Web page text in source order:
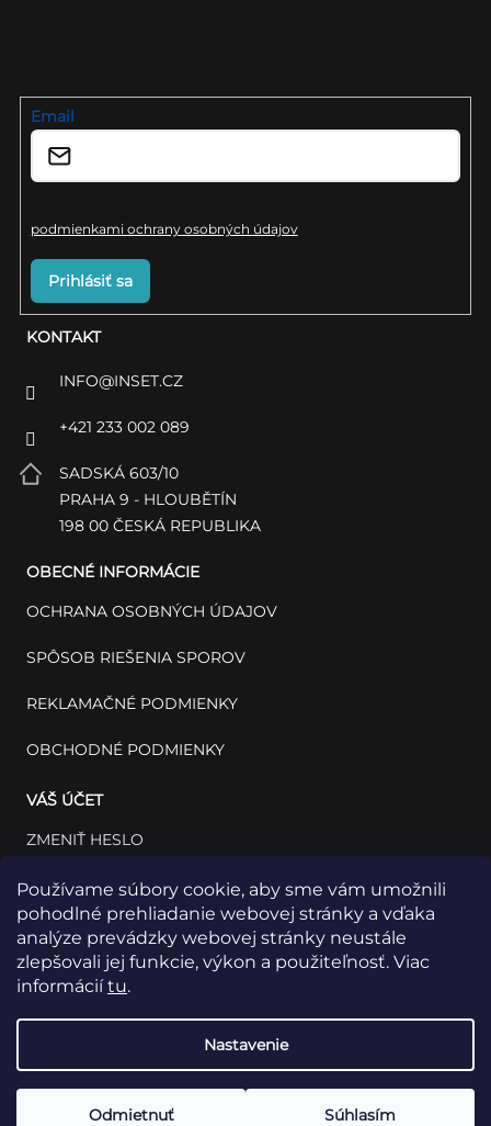
Používame súbory cookie, aby sme vám umožnili
pohodlné prehliadanie webovej stránky a vďaka
analýze prevádzky webovej stránky neustále
zlepšovali jej funkcie, výkon a použiteľnosť. Viac
informáciítu.
Nastavenie
Odmietnuť Súhlasím
KONTAKT
INFO@INSET.CZ
+421 233 002 089
SADSKÁ 603/10
PRAHA 9 - HLOUBĚTÍN
198 00 ČESKÁ REPUBLIKA
OBECNÉ INFORMÁCIE
OCHRANA OSOBNÝCH ÚDAJOV
SPÔSOB RIEŠENIA SPOROV
REKLAMAČNÉ PODMIENKY
OBCHODNÉ PODMIENKY
VÁŠ ÚČET
ZMENIŤ HESLO
VÁŠ PROFIL
VAŠE OBJEDNÁVKY
Email
podmienkami ochrany osobných údajov
Prihlásiť sa